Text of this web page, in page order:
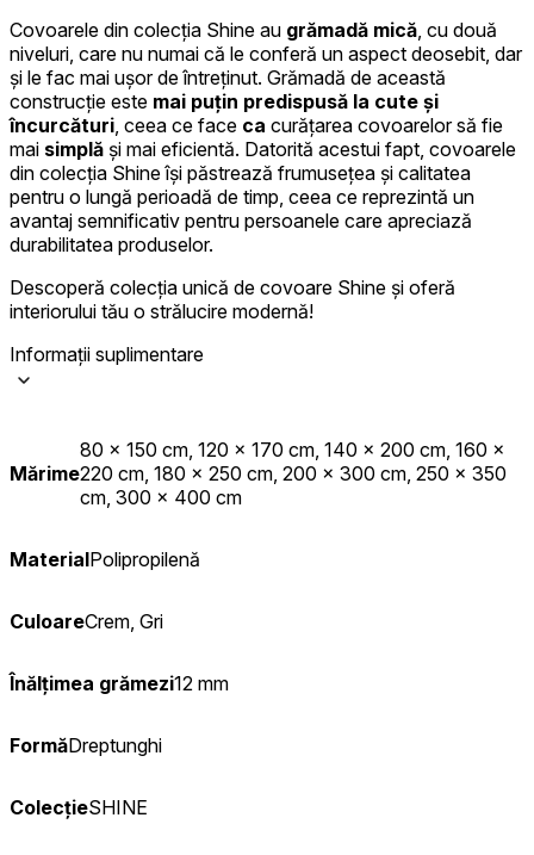
Covoarele din colecția Shine au grămadă mică , cu două
niveluri, care nu numai că le conferă un aspect deosebit, dar
și le fac mai ușor de întreținut. Grămadă de această
construcție este mai puțin predispusă la cute și
încurcături , ceea ce face ca curățarea covoarelor să fie
mai simplă și mai eficientă. Datorită acestui fapt, covoarele
din colecția Shine își păstrează frumusețea și calitatea
pentru o lungă perioadă de timp, ceea ce reprezintă un
avantaj semnificativ pentru persoanele care apreciază
durabilitatea produselor.
Descoperă colecția unică de covoare Shine și oferă
interiorului tău o strălucire modernă!
Informații suplimentare
Mărime
80 x 150 cm, 120 x 170 cm, 140 x 200 cm, 160 x
220 cm, 180 x 250 cm, 200 x 300 cm, 250 x 350
cm, 300 x 400 cm
MaterialPolipropilenă
CuloareCrem, Gri
Înălțimea grămezi12 mm
FormăDreptunghi
ColecțieSHINE